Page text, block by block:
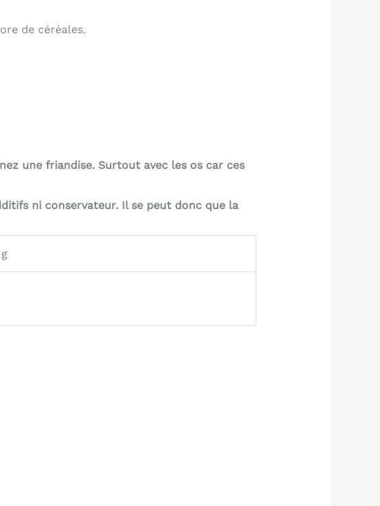
de céréales.
une friandise. Surtout avec les os car ces
ni conservateur. Il se peut donc que la